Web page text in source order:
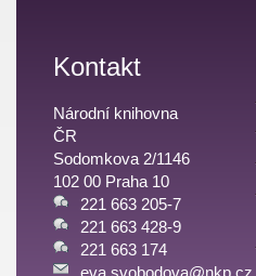
Kontakt
Národní knihovna
ČR
Sodomkova 2/1146
102 00 Praha 10
221 663 205-7
221 663 428-9
221 663 174
eva.svobodova@nkp.cz